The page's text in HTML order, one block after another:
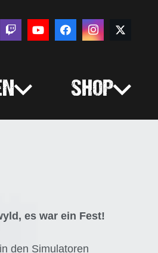
SHOP
es war ein Fest!
den Simulatoren